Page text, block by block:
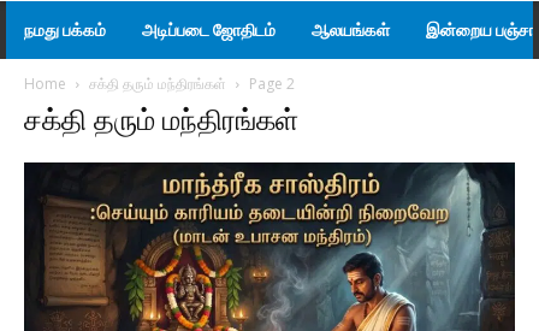
நமது பக்கம் அடிப்படை ஜோதிடம் ஆலயங்கள் இன்றைய
Home சக்தி தரும் மந்திரங்கள் Page 2
சக்தி தரும் மந்திரங்கள்